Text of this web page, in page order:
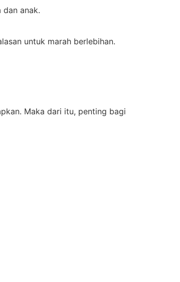
dan anak.
untuk marah berlebihan.
Maka dari itu, penting bagi